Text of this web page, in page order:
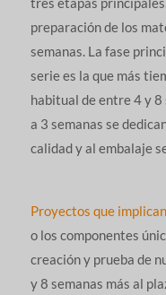
preparación de los
semanas. La fase
serie es la que más
habitual de entre 4 y 8
a 3 semanas se
calidad y al embalaje
Proyectos que
o los componentes
creación y prueba de
y 8 semanas más al